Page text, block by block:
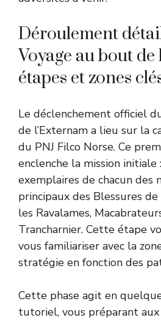
Déroulement
Voyage au bout de
étapes et zones
Le déclenchement officiel
de l’Externam a lieu sur la
du PNJ Filco Norse. Ce
enclenche la mission initiale
exemplaires de chacun des
principaux des Blessures
les Ravalames,
Trancharnier. Cette étape
vous familiariser avec la
stratégie en fonction des
Cette phase agit en
tutoriel, vous préparant